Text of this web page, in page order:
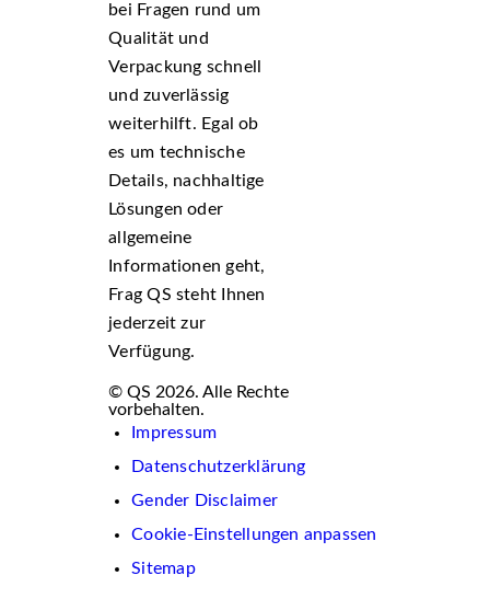
bei Fragen rund um
Qualität und
Verpackung schnell
und zuverlässig
weiterhilft. Egal ob
es um technische
Details, nachhaltige
Lösungen oder
allgemeine
Informationen geht,
Frag QS steht Ihnen
jederzeit zur
Verfügung.
© QS 2026. Alle Rechte
vorbehalten.
Impressum
Datenschutzerklärung
Gender Disclaimer
Cookie-Einstellungen anpassen
Sitemap